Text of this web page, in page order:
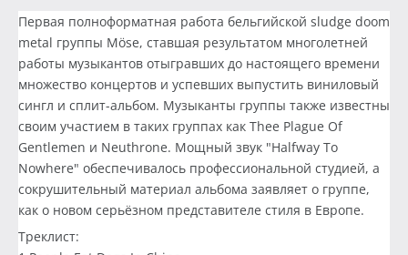
Первая полноформатная работа бельгийской sludge doom
metal группы Möse, ставшая результатом многолетней
работы музыкантов отыгравших до настоящего времени
множество концертов и успевших выпустить виниловый
сингл и сплит-альбом. Музыканты группы также известны
своим участием в таких группах как Thee Plague Of
Gentlemen и Neuthrone. Мощный звук "Halfway To
Nowhere" обеспечивалось профессиональной студией, а
сокрушительный материал альбома заявляет о группе,
как о новом серьёзном представителе стиля в Европе.
Треклист: